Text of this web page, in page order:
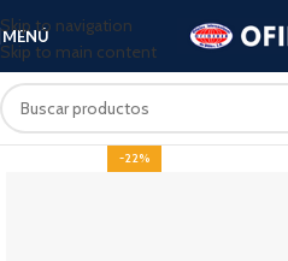
Skip to navigation
Skip to main content
MENÚ
-22%